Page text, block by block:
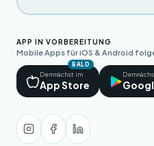
APP IN VORBEREITUNG
Mobile Apps für iOS & Android
BALD
Demnächst im
App Store